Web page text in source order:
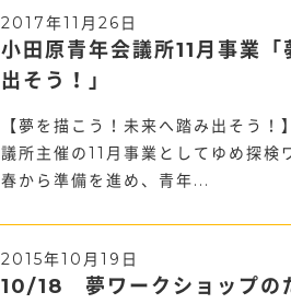
2017年11月26日
小田原青年会議所11月事業
出そう！」
【夢を描こう！未来へ踏み出そう
議所主催の11月事業としてゆめ探検
春から準備を進め、青年...
2015年10月19日
10/18 夢ワークショップの